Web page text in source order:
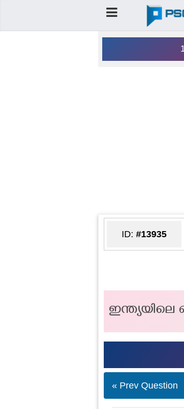
ID: #13935
ഇന്ത്യയിലെ
« Prev Question